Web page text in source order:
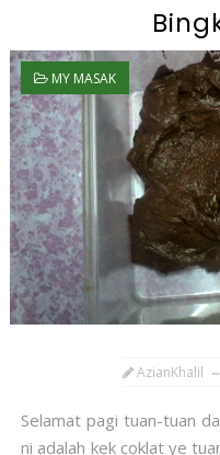
MY MASAK
AzianKhalil
Selamat pagi tuan-tuan
ni adalah kek coklat ye